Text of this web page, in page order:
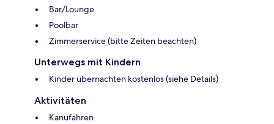
Bar/Lounge
Poolbar
Zimmerservice (bitte Zeiten beachten)
Unterwegs mit Kindern
Kinder übernachten kostenlos (siehe Details)
Aktivitäten
Kanufahren